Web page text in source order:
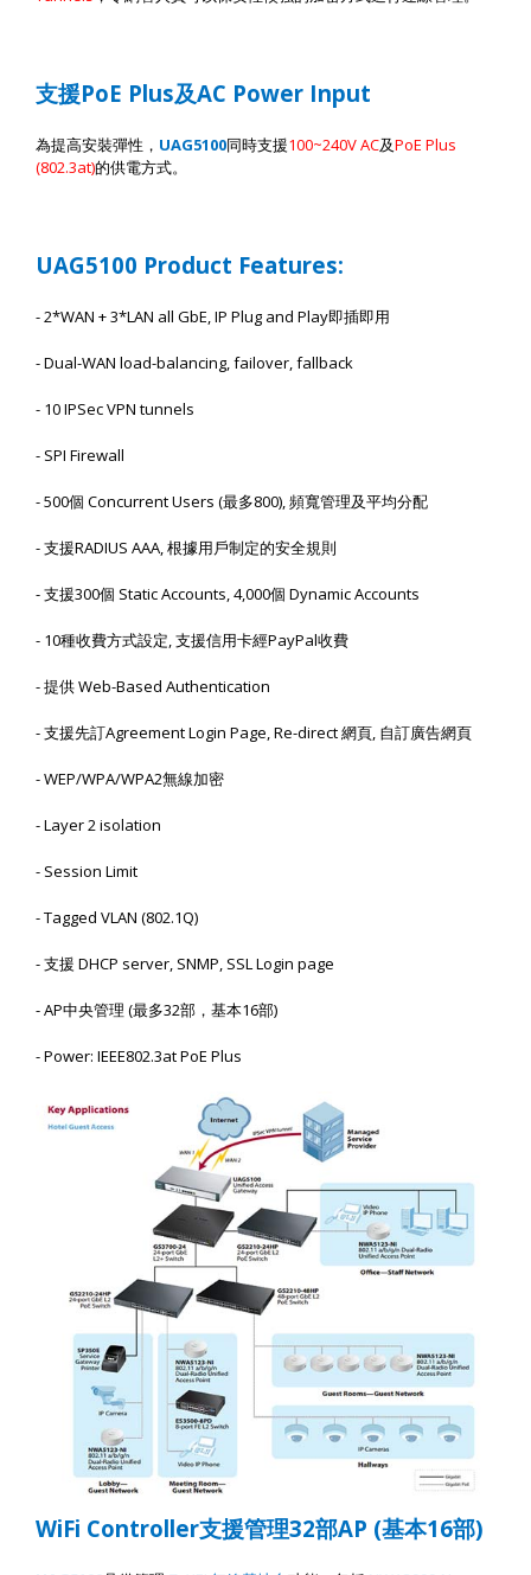
支援PoE Plus及AC Power Input
為提高安裝彈性， UAG5100同時支援100~240V AC及PoE Plus
(802.3at)的供電方式。
UAG5100 Product Features:
- 2*WAN + 3*LAN all GbE, IP Plug and Play即插即用
- Dual-WAN load-balancing, failover, fallback
- 10 IPSec VPN tunnels
- SPI Firewall
- 500個 Concurrent Users (最多800),頻寬管理及平均分配
-支援RADIUS AAA,根據用戶制定的安全規則
-支援300個 Static Accounts, 4,000個 Dynamic Accounts
- 10種收費方式設定,支援信用卡經PayPal收費
-提供Web-Based Authentication
-支援先訂Agreement Login Page, Re-direct網頁, 自訂廣告網頁
- WEP/WPA/WPA2無線加密
- Layer 2 isolation
- Session Limit
- Tagged VLAN (802.1Q)
-支援 DHCP server, SNMP, SSL Login page
- AP中央管理 (最多32部，基本16部)
- Power: IEEE802.3at PoE Plus
WiFi Controller支援管理32部AP (基本16部)